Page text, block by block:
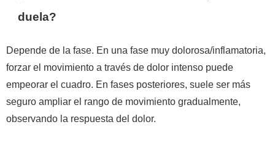
duela?
Depende de la fase. En una fase muy dolorosa/inflamatoria,
forzar el movimiento a través de dolor intenso puede
empeorar el cuadro. En fases posteriores, suele ser más
seguro ampliar el rango de movimiento gradualmente,
observando la respuesta del dolor.